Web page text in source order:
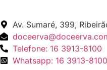
Av. Sumaré, 399,
Telefone: 16 3913-8100
Whatsapp: 16 3913-8100